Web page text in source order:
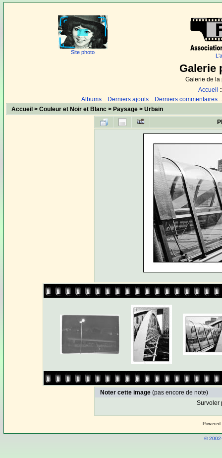
Site photo
Galerie
Galerie de la
Accueil
Albums :: Derniers ajouts :: Derniers commentaires
Accueil >Couleur et Noir et Blanc > Paysage >Urbain
Noter cette image (pas encore de note)
Survoler
©